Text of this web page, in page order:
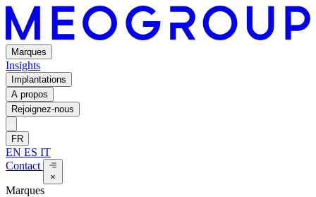
Marques
Insights
Implantations
A propos
Rejoignez-nous
FR
EN ES IT
Contact
×
Marques